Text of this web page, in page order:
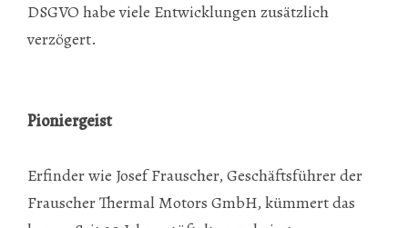
DSGVO habe viele Entwicklungen zusätzlich
verzögert.
Pioniergeist
Erfinder wie Josef Frauscher, Geschäftsführer der
Frauscher Thermal Motors GmbH, kümmert das